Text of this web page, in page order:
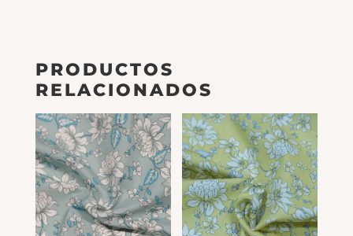
PRODUCTOS
RELACIONADOS